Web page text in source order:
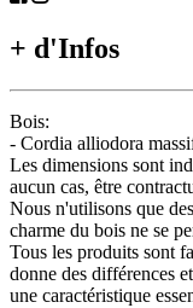
+ d'Infos
Bois:
- Cordia alliodora
Les dimensions sont
aucun cas, être
Nous n'utilisons que
charme du bois ne se
Tous les produits sont
donne des différences
une caractéristique